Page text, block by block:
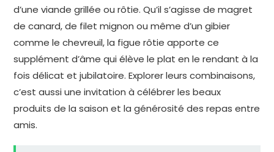
d’une viande grillée ou rôtie. Qu’il s’agisse de magret
de canard, de filet mignon ou même d’un gibier
comme le chevreuil, la figue rôtie apporte ce
supplément d’âme qui élève le plat en le rendant à la
fois délicat et jubilatoire. Explorer leurs combinaisons,
c’est aussi une invitation à célébrer les beaux
produits de la saison et la générosité des repas entre
amis.